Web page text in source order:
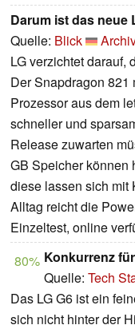
Darum ist das neue
Quelle: Blick
LG verzichtet darauf,
Der Snapdragon 821
Prozessor aus dem
schneller und
Release zuwarten
GB Speicher können
diese lassen sich mit
Alltag reicht die
Einzeltest, online
80% Konkurrenz
Quelle: Tech
Das LG G6 ist ein
sich nicht hinter der